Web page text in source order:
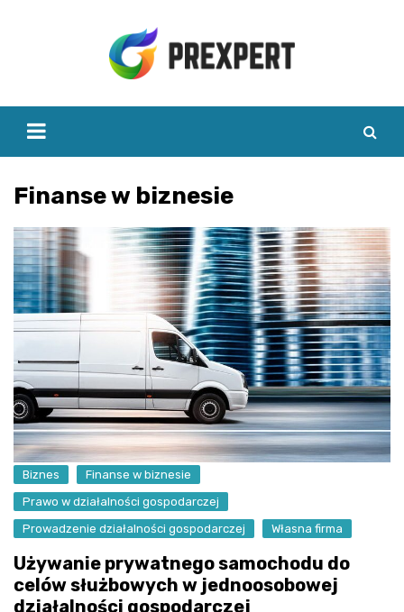
Finanse w biznesie
Biznes
Finanse w biznesie
Prawo w działalności gospodarczej
Prowadzenie działalności gospodarczej
Własna firma
Używanie prywatnego samochodu do
celów służbowych w jednoosobowej
działalności gospodarczej